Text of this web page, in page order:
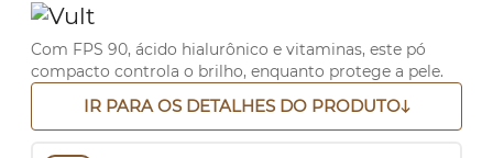
Com FPS 90, ácido hialurônico e vitaminas, este pó
compacto controla o brilho, enquanto protege a pele.
IR PARA OS DETALHES DO PRODUTO